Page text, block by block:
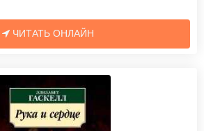
ЧИТАТЬ ОНЛАЙН